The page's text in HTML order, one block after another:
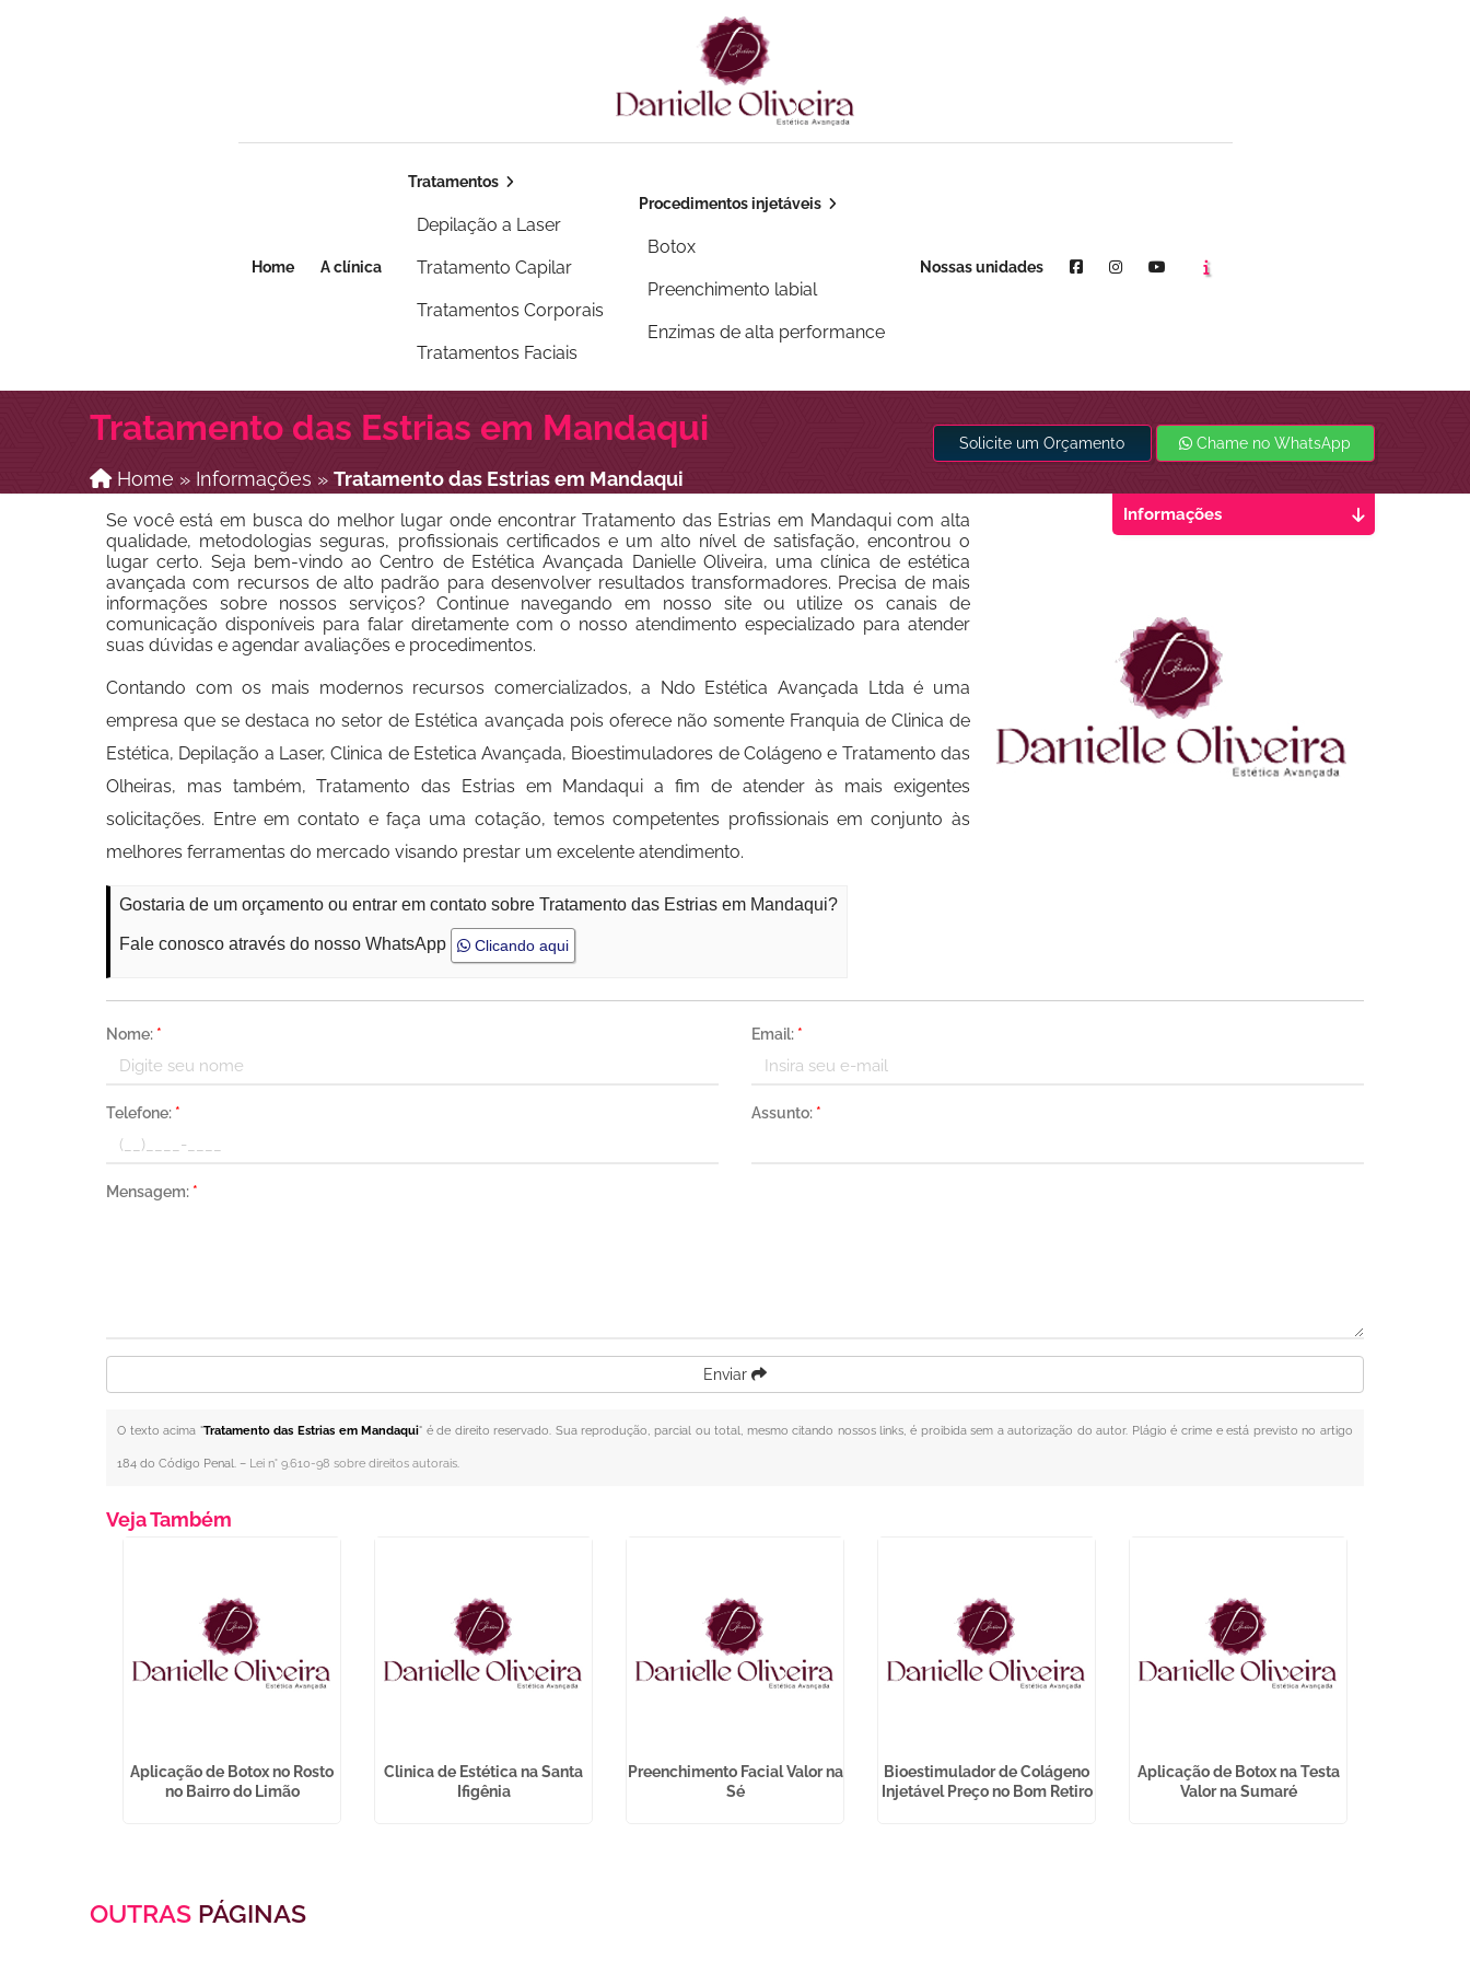
Home A clínica
Tratamentos
Depilação a Laser
Tratamento Capilar
Tratamentos Corporais
Tratamentos Faciais
Procedimentos injetáveis
Botox
Preenchimento labial
Enzimas de alta performance
Nossas unidades Youtube
Tratamento das Estrias em Mandaqui
Home » Informações »Tratamento das Estrias em Mandaqui
Solicite um Orçamento Chame no WhatsApp
Se você está em busca do melhor lugar onde encontrar Tratamento das Estrias em Mandaqui com alta
qualidade, metodologias seguras, profissionais certificados e um alto nível de satisfação, encontrou o
lugar certo. Seja bem-vindo ao Centro de Estética Avançada Danielle Oliveira, uma clínica de estética
avançada com recursos de alto padrão para desenvolver resultados transformadores. Precisa de mais
informações sobre nossos serviços? Continue navegando em nosso site ou utilize os canais de
comunicação disponíveis para falar diretamente com o nosso atendimento especializado para atender
suas dúvidas e agendar avaliações e procedimentos.
Contando com os mais modernos recursos comercializados, a Ndo Estética Avançada Ltda é uma
empresa que se destaca no setor de Estética avançada pois oferece não somente Franquia de Clinica de
Estética, Depilação a Laser, Clinica de Estetica Avançada, Bioestimuladores de Colágeno e Tratamento das
Olheiras, mas também, Tratamento das Estrias em Mandaqui a fim de atender às mais exigentes
solicitações. Entre em contato e faça uma cotação, temos competentes profissionais em conjunto às
melhores ferramentas do mercado visando prestar um excelente atendimento.
Gostaria de um orçamento ou entrar em contato sobre Tratamento das Estrias em Mandaqui?
Fale conosco através do nosso WhatsApp Clicando aqui
Nome: * Email: *
Telefone: * Assunto: *
Mensagem: *
Enviar
O texto acima "Tratamento das Estrias em Mandaqui" é de direito reservado. Sua reprodução, parcial ou total, mesmo citando nossos links, é proibida sem a autorização do autor. Plágio é crime e está previsto no artigo
184 do Código Penal. – Lei n° 9.610-98 sobre direitos autorais.
Informações
Veja Também
Aplicação de Botox no Rosto
no Bairro do Limão
Clinica de Estética na Santa
Ifigênia
Preenchimento Facial Valor na
Sé
Bioestimulador de Colágeno
Injetável Preço no Bom Retiro
Aplicação de Botox na Testa
Valor na Sumaré
OUTRAS PÁGINAS